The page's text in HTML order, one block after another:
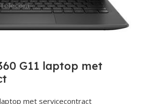
G11 laptop met
met servicecontract